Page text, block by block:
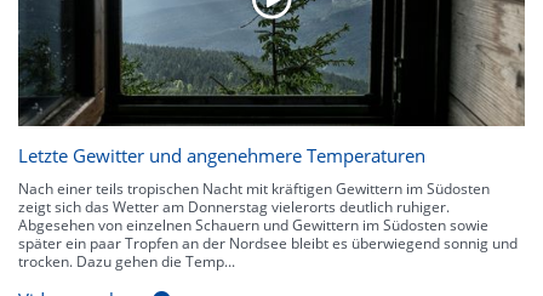
Letzte Gewitter und angenehmere Temperaturen
Nach einer teils tropischen Nacht mit kräftigen Gewittern im Südosten
zeigt sich das Wetter am Donnerstag vielerorts deutlich ruhiger.
Abgesehen von einzelnen Schauern und Gewittern im Südosten sowie
später ein paar Tropfen an der Nordsee bleibt es überwiegend sonnig und
trocken. Dazu gehen die Temp...